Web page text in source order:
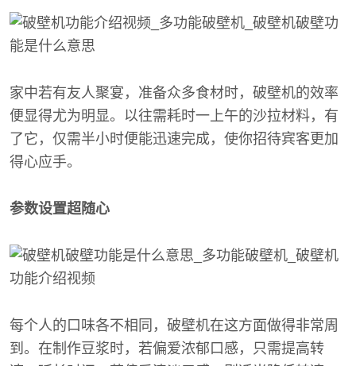
家中若有友人聚宴，准备众多食材时，破壁机的效率
便显得尤为明显。以往需耗时一上午的沙拉材料，有
了它，仅需半小时便能迅速完成，使你招待宾客更加
得心应手。
参数设置超随心
每个人的口味各不相同，破壁机在这方面做得非常周
到。在制作豆浆时，若偏爱浓郁口感，只需提高转